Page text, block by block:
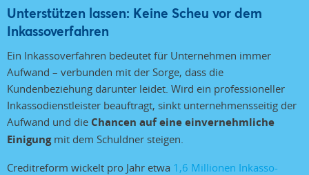
Unterstützen lassen: Keine Scheu vor dem
Inkassoverfahren
Ein Inkassoverfahren bedeutet für Unternehmen immer
Aufwand – verbunden mit der Sorge, dass die
Kundenbeziehung darunter leidet. Wird ein professioneller
Inkassodienstleister beauftragt, sinkt unternehmensseitig der
Aufwand und die Chancen auf eine einvernehmliche
Einigungmit dem Schuldner steigen.
Creditreform wickelt pro Jahr etwa 1,6 Millionen Inkasso-